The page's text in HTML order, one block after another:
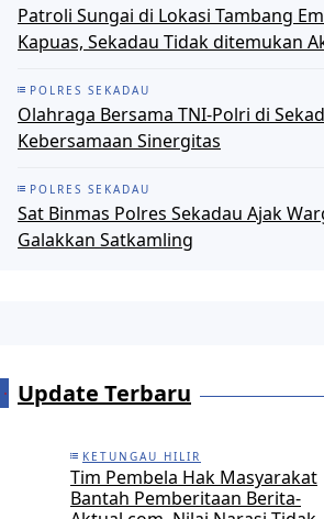
Patroli Sungai di Lokasi Tambang
Kapuas, Sekadau Tidak ditemukan
POLRES SEKADAU
Olahraga Bersama TNI-Polri di
Kebersamaan Sinergitas
POLRES SEKADAU
Sat Binmas Polres Sekadau Ajak
Galakkan Satkamling
Update Terbaru
KETUNGAU HILIR
Tim Pembela Hak Masyarakat
Bantah Pemberitaan Berita-